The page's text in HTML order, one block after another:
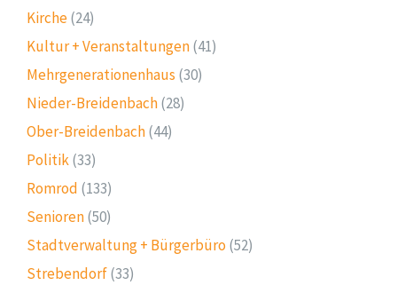
Kirche(24)
Kultur + Veranstaltungen(41)
Mehrgenerationenhaus (30)
Nieder-Breidenbach(28)
Ober-Breidenbach(44)
Politik(33)
Romrod (133)
Senioren(50)
Stadtverwaltung + Bürgerbüro (52)
Strebendorf(33)